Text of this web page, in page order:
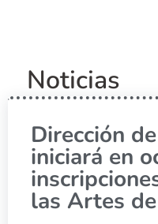
Noticias
Dirección
iniciará en
las Artes